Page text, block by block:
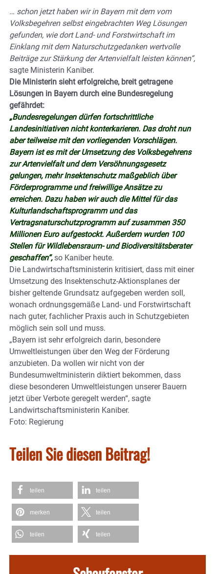
… schon jetzt haben wir in Bayern mit dem vom
Volksbegehren selbst eingebrachten Weg Lösungen
gefunden, wie dort Land- und Forstwirtschaft im
Einklang mit dem Naturschutzgedanken wertvolle
Beiträge zur Stärkung der Artenvielfalt leisten können“,
sagte Ministerin Kaniber.
Die Ministerin sieht erfolgreiche, breit getragene
Lösungen in Bayern durch eine Bundesregelung
gefährdet:
„Bundesregelungen dürfen fortschrittliche
Landesinitiativen nicht konterkarieren. Das droht nun
aber teilweise mit den vorliegenden Vorschlägen.
Bayern ist es mit der Umsetzung des Volksbegehrens
zur Artenvielfalt und dem Versöhnungsgesetz
gelungen, mehr Insektenschutz maßgeblich über
Förderprogramme und freiwillige Ansätze zu
erreichen. Dazu haben wir auch die Mittel für das
Kulturlandschaftsprogramm und das
Vertragsnaturschutzprogramm auf zusammen 350
Millionen Euro aufgestockt. Außerdem wurden 100
Stellen für Wildlebensraum- und Biodiversitätsberater
geschaffen“,so Kaniber heute.
Die Landwirtschaftsministerin kritisiert, dass mit einer
Umsetzung des Insektenschutz-Aktionsplanes der
bisher geltende Grundsatz aufgegeben werden soll,
wonach ordnungsgemäße Land- und Forstwirtschaft
nach guter, fachlicher Praxis auch in Schutzgebieten
möglich sein soll und muss.
„Bayern ist sehr erfolgreich darin, besondere
Umweltleistungen über den Weg der Förderung
anzubieten. Da wollen wir nicht von der
Bundesumweltministerin diktiert bekommen, dass
diese besonderen Umweltleistungen unserer Bauern
jetzt über Verbote geregelt werden“, sagte
Landwirtschaftsministerin Kaniber.
Foto: Regierung
Teilen Sie diesen Beitrag!
teilen teilen
merken teilen
teilen teilen